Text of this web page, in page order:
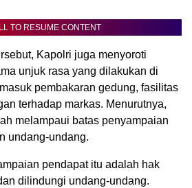
TO RESUME CONTENT
Kapolri juga menyoroti
unjuk rasa yang dilakukan di
pembakaran gedung, fasilitas
terhadap markas. Menurutnya,
melampaui batas penyampaian
undang-undang.
pendapat itu adalah hak
dilindungi undang-undang.